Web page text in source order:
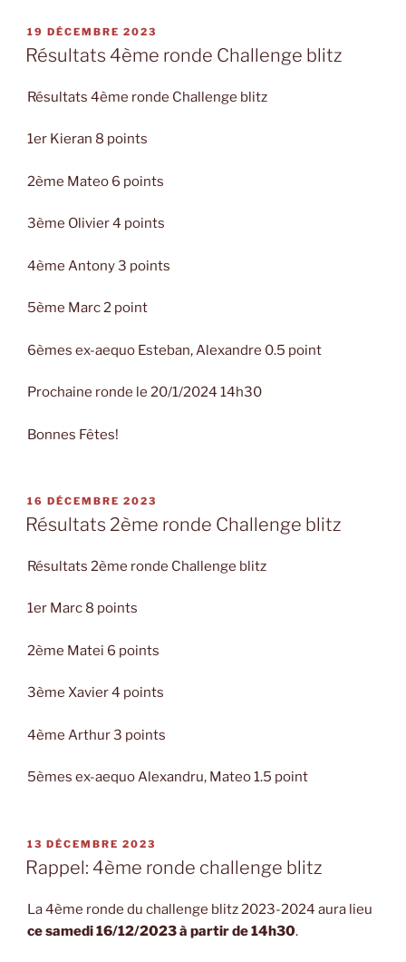
PUBLIÉ
LE
19 DÉCEMBRE 2023
Résultats 4ème ronde Challenge blitz
Résultats 4ème ronde Challenge blitz
1er Kieran 8 points
2ème Mateo 6 points
3ème Olivier 4 points
4ème Antony 3 points
5ème Marc 2 point
6èmes ex-aequo Esteban, Alexandre 0.5 point
Prochaine ronde le 20/1/2024 14h30
Bonnes Fêtes!
PUBLIÉ
LE
16 DÉCEMBRE 2023
Résultats 2ème ronde Challenge blitz
Résultats 2ème ronde Challenge blitz
1er Marc 8 points
2ème Matei 6 points
3ème Xavier 4 points
4ème Arthur 3 points
5èmes ex-aequo Alexandru, Mateo 1.5 point
PUBLIÉ
LE
13 DÉCEMBRE 2023
Rappel: 4ème ronde challenge blitz
La 4ème ronde du challenge blitz 2023-2024 aura lieu
ce samedi 16/12/2023 à partir de 14h30.